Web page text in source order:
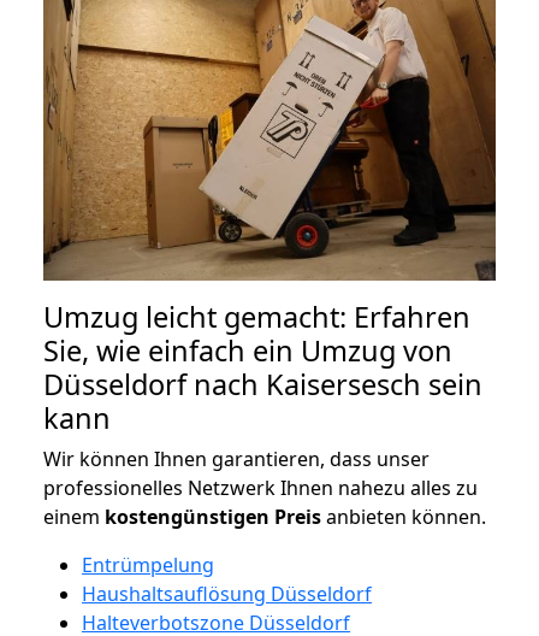
Umzug leicht gemacht: Erfahren
Sie, wie einfach ein Umzug von
Düsseldorf nach Kaisersesch sein
kann
Wir können Ihnen garantieren, dass unser
professionelles Netzwerk Ihnen nahezu alles zu
einem kostengünstigen Preisanbieten können.
Entrümpelung
Haushaltsauflösung Düsseldorf
Halteverbotszone Düsseldorf